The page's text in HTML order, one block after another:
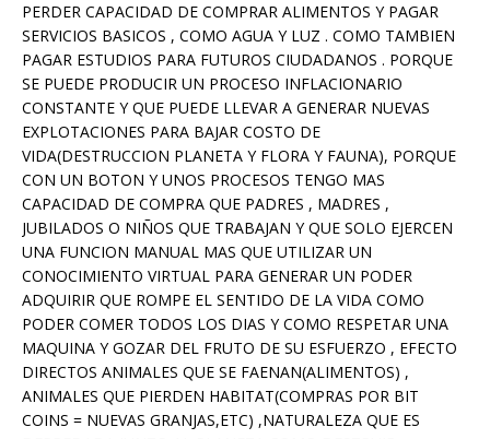
PERDER CAPACIDAD DE COMPRAR ALIMENTOS Y PAGAR
SERVICIOS BASICOS , COMO AGUA Y LUZ . COMO TAMBIEN
PAGAR ESTUDIOS PARA FUTUROS CIUDADANOS . PORQUE
SE PUEDE PRODUCIR UN PROCESO INFLACIONARIO
CONSTANTE Y QUE PUEDE LLEVAR A GENERAR NUEVAS
EXPLOTACIONES PARA BAJAR COSTO DE
VIDA(DESTRUCCION PLANETA Y FLORA Y FAUNA), PORQUE
CON UN BOTON Y UNOS PROCESOS TENGO MAS
CAPACIDAD DE COMPRA QUE PADRES , MADRES ,
JUBILADOS O NIÑOS QUE TRABAJAN Y QUE SOLO EJERCEN
UNA FUNCION MANUAL MAS QUE UTILIZAR UN
CONOCIMIENTO VIRTUAL PARA GENERAR UN PODER
ADQUIRIR QUE ROMPE EL SENTIDO DE LA VIDA COMO
PODER COMER TODOS LOS DIAS Y COMO RESPETAR UNA
MAQUINA Y GOZAR DEL FRUTO DE SU ESFUERZO , EFECTO
DIRECTOS ANIMALES QUE SE FAENAN(ALIMENTOS) ,
ANIMALES QUE PIERDEN HABITAT(COMPRAS POR BIT
COINS = NUEVAS GRANJAS,ETC) ,NATURALEZA QUE ES